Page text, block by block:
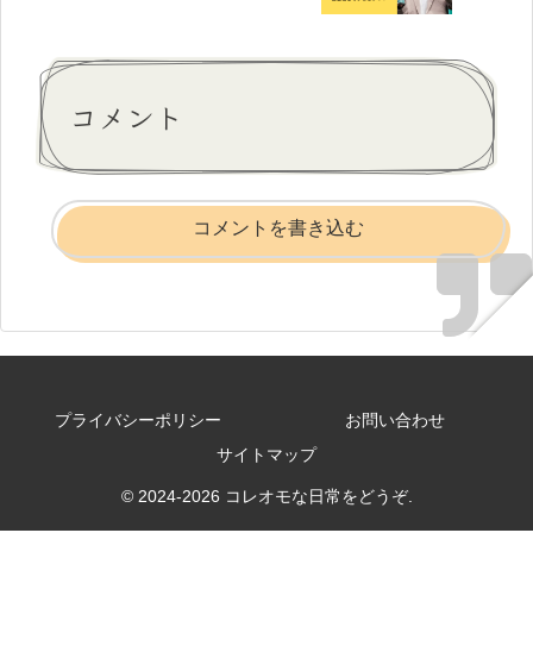
コメント
コメントを書き込む
プライバシーポリシー
お問い合わせ
サイトマップ
© 2024-2026 コレオモな日常をどうぞ.